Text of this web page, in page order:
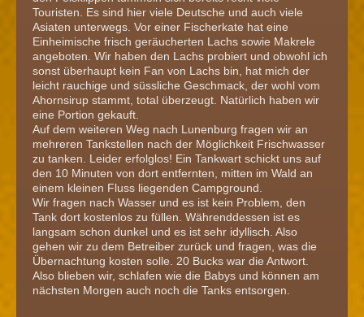
Touristen. Es sind hier viele Deutsche und auch viele
Asiaten unterwegs. Vor einer Fischerkate hat eine
Einheimische frisch geräucherten Lachs sowie Makrele
angeboten. Wir haben den Lachs probiert und obwohl ich
sonst überhaupt kein Fan von Lachs bin, hat mich der
leicht rauchige und süssliche Geschmack, der wohl vom
Ahornsirup stammt, total überzeugt. Natürlich haben wir
eine Portion gekauft.
Auf dem weiteren Weg nach Lunenburg fragen wir an
mehreren Tankstellen nach der Möglichkeit Frischwasser
zu tanken. Leider erfolglos! Ein Tankwart schickt uns auf
den 10 Minuten von dort entfernten, mitten im Wald an
einem kleinen Fluss liegenden Campground.
Wir fragen nach Wasser und es ist kein Problem, den
Tank dort kostenlos zu füllen. Währenddessen ist es
langsam schon dunkel und es ist sehr idyllisch. Also
gehen wir zu dem Betreiber zurück und fragen, was die
Übernachtung kosten solle. 20 Bucks war die Antwort.
Also blieben wir, schlafen wie die Babys und können am
nächsten Morgen auch noch die Tanks entsorgen.